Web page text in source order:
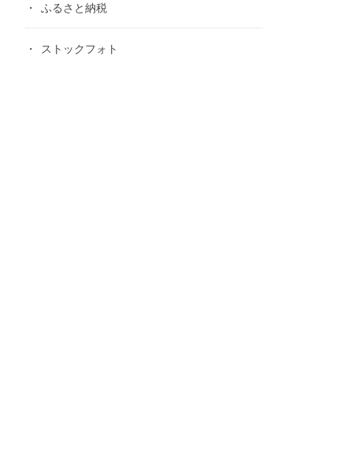
ふるさと納税
ストックフォト